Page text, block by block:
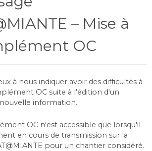
– Mise à
OC
à nous indiquer avoir des difficultés à
OC suite à l'édition d'un
information.
OC n'est accessible que lorsqu'il
en cours de transmission sur la
pour un chantier considéré.